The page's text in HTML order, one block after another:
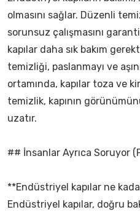
olmasını sağlar. Düzenli
sorunsuz çalışmasını
kapılar daha sık bakım
temizliği, paslanmayı ve
ortamında, kapılar toza ve
temizlik, kapının
uzatır.
## İnsanlar Ayrıca Soruyor
**Endüstriyel kapılar ne
Endüstriyel kapılar, doğru